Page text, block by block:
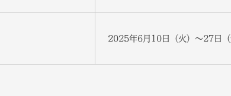
2025年6月10日（火）～27日（